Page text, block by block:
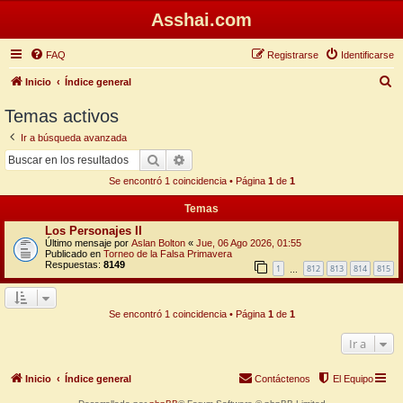
Asshai.com
FAQ Identificarse
Registrarse
Inicio Índice general
Temas activos
Ir a búsqueda avanzada
Buscar
Se encontró 1 coincidencia • Página 1de 1
Temas
Los Personajes II
Último mensaje por Aslan Bolton « Jue, 06 Ago 2026, 01:55
Publicado en Torneo de la Falsa Primavera
Respuestas: 8149 1 812 813 814 815
Se encontró 1 coincidencia • Página 1de 1
Ir a
Inicio Índice general El Equipo
Contáctenos